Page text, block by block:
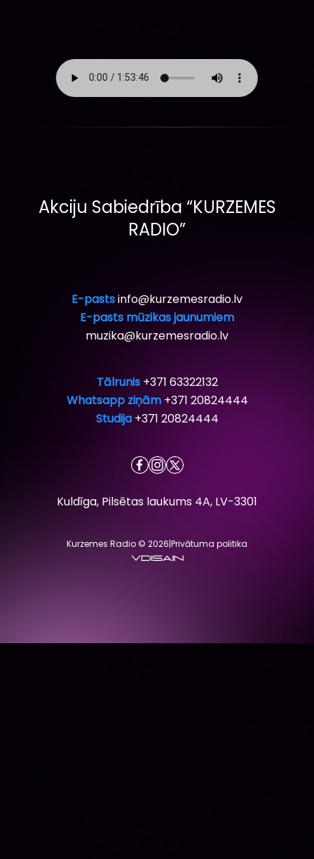
Akciju Sabiedrība “KURZEMES
RADIO”
E-pastsinfo@kurzemesradio.lv
E-pasts mūzikas jaunumiem
muzika@kurzemesradio.lv
Tālrunis +371 63322132
Whatsapp ziņām +371 20824444
Studija +371 20824444
Kuldīga, Pilsētas laukums 4A, LV-3301
Kurzemes Radio © 2026|Privātuma politika